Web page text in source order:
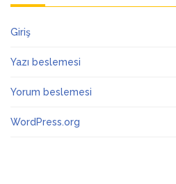
Giriş
Yazı beslemesi
Yorum beslemesi
WordPress.org